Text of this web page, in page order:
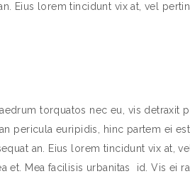
Eius lorem tincidunt vix at, vel
torquatos nec eu, vis detraxit
pericula euripidis, hinc partem ei
an. Eius lorem tincidunt vix at,
et. Mea facilisis urbanitas id. Vis ei